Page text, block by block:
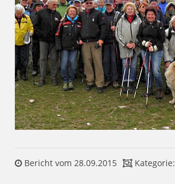
Bericht vom 28.09.2015 Kategorie: